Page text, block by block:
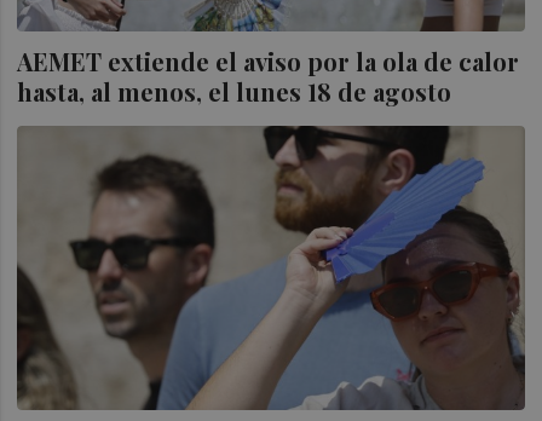
AEMET extiende el aviso por la ola de calor
hasta, al menos, el lunes 18 de agosto